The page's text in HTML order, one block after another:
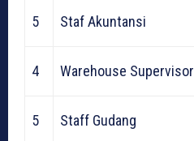
5 Staf Akuntansi
4 Warehouse Supervisor
5 Staff Gudang